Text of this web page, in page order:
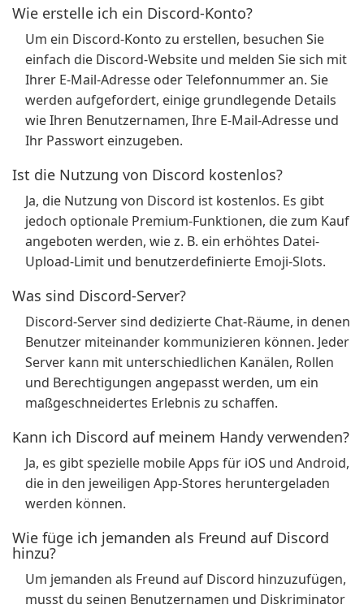
Wie erstelle ich ein Discord-Konto?
Um ein Discord-Konto zu erstellen, besuchen Sie
einfach die Discord-Website und melden Sie sich mit
Ihrer E-Mail-Adresse oder Telefonnummer an. Sie
werden aufgefordert, einige grundlegende Details
wie Ihren Benutzernamen, Ihre E-Mail-Adresse und
Ihr Passwort einzugeben.
Ist die Nutzung von Discord kostenlos?
Ja, die Nutzung von Discord ist kostenlos. Es gibt
jedoch optionale Premium-Funktionen, die zum Kauf
angeboten werden, wie z. B. ein erhöhtes Datei-
Upload-Limit und benutzerdefinierte Emoji-Slots.
Was sind Discord-Server?
Discord-Server sind dedizierte Chat-Räume, in denen
Benutzer miteinander kommunizieren können. Jeder
Server kann mit unterschiedlichen Kanälen, Rollen
und Berechtigungen angepasst werden, um ein
maßgeschneidertes Erlebnis zu schaffen.
Kann ich Discord auf meinem Handy verwenden?
Ja, es gibt spezielle mobile Apps für iOS und Android,
die in den jeweiligen App-Stores heruntergeladen
werden können.
Wie füge ich jemanden als Freund auf Discord
hinzu?
Um jemanden als Freund auf Discord hinzuzufügen,
musst du seinen Benutzernamen und Diskriminator